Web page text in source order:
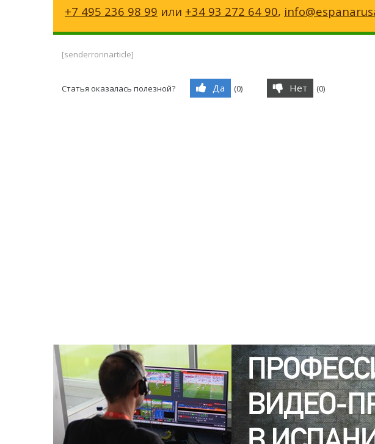
+7 495 236 98 99 или +34 93 272 64 90,
[senderrorinarticle]
Статья оказалась полезной? Да (0) Нет (0)